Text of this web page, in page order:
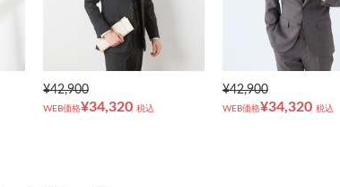
¥42,900
WEB価格¥34,320 税込
¥42,900
WEB価格¥34,320 税込